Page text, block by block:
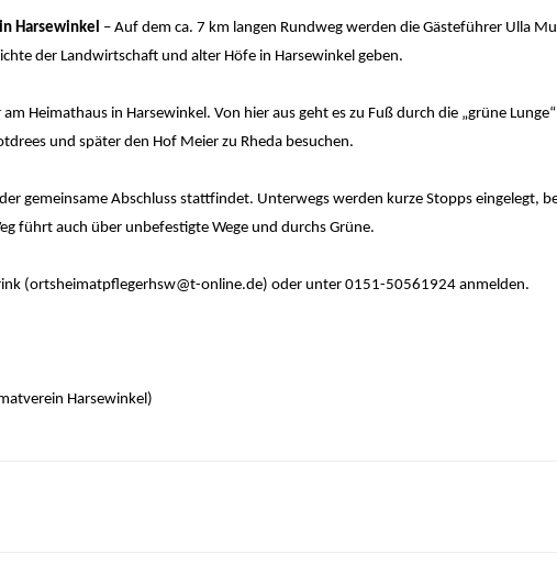
Harsewinkel – Auf dem ca. 7 km langen Rundweg werden die Gästeführer Ulla
der Landwirtschaft und alter Höfe in Harsewinkel geben.
Heimathaus in Harsewinkel. Von hier aus geht es zu Fuß durch die „grüne
und später den Hof Meier zu Rheda besuchen.
gemeinsame Abschluss stattfindet. Unterwegs werden kurze Stopps eingelegt,
führt auch über unbefestigte Wege und durchs Grüne.
(ortsheimatpflegerhsw@t-online.de) oder unter 0151-50561924 anmelden.
Harsewinkel)